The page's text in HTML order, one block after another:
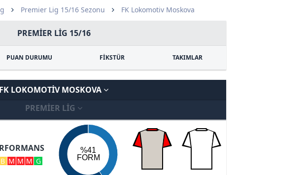
Premier Lig 15/16 Sezonu FK Lokomotiv Moskova
PREMIER LIG 15/16
PUAN DURUMU FİKSTÜR TAKIMLAR
FK LOKOMOTIV MOSKOVA
PREMIER LIG
B M M M G
%41
FORM